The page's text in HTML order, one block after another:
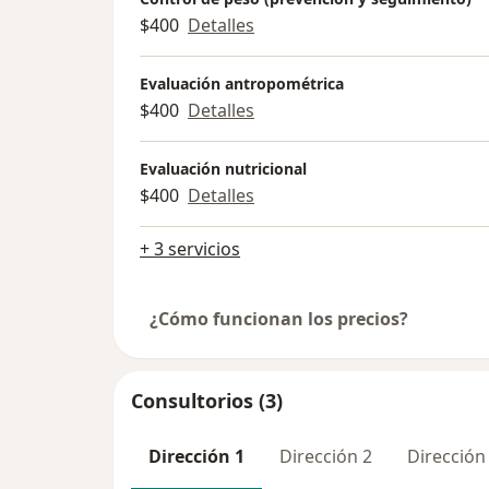
$400 Detalles
Evaluación antropométrica
$400 Detalles
Evaluación nutricional
$400 Detalles
+ 3 servicios
¿Cómo funcionan los precios?
Consultorios (3)
Dirección 1 Dirección 2 Dirección